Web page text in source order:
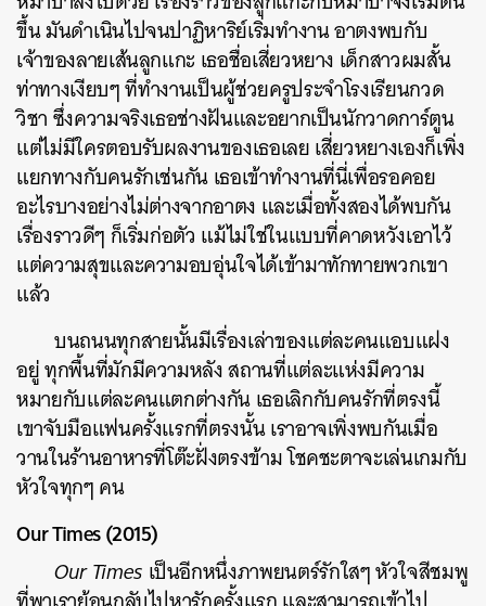
ขึ้น มันดำเนินไปจนปาฏิหาริย์เริ่มทำงาน อาตงพบกับ
เจ้าของลายเส้นลูกแกะ เธอชื่อเสี่ยวหยาง เด็กสาวผมสั้น
ท่าทางเงียบๆ ที่ทำงานเป็นผู้ช่วยครูประจำโรงเรียนกวด
วิชา ซึ่งความจริงเธอช่างฝันและอยากเป็นนักวาดการ์ตูน
แต่ไม่มีใครตอบรับผลงานของเธอเลย เสี่ยวหยางเองก็เพิ่ง
แยกทางกับคนรักเช่นกัน เธอเข้าทำงานที่นี่เพื่อรอคอย
อะไรบางอย่างไม่ต่างจากอาตง และเมื่อทั้งสองได้พบกัน
เรื่องราวดีๆ ก็เริ่มก่อตัว แม้ไม่ใช่ในแบบที่คาดหวังเอาไว้
แต่ความสุขและความอบอุ่นใจได้เข้ามาทักทายพวกเขา
แล้ว
บนถนนทุกสายนั้นมีเรื่องเล่าของแต่ละคนแอบแฝง
อยู่ ทุกพื้นที่มักมีความหลัง สถานที่แต่ละแห่งมีความ
หมายกับแต่ละคนแตกต่างกัน เธอเลิกกับคนรักที่ตรงนี้
เขาจับมือแฟนครั้งแรกที่ตรงนั้น เราอาจเพิ่งพบกันเมื่อ
วานในร้านอาหารที่โต๊ะฝั่งตรงข้าม โชคชะตาจะเล่นเกมกับ
หัวใจทุกๆ คน
Our Times (2015)
Our Times เป็นอีกหนึ่งภาพยนตร์รักใสๆ หัวใจสีชมพู